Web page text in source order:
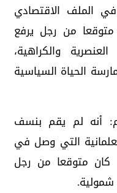
الملف الاقتصادي
من رجل يرفع
والكراهية،
الحياة السياسية
أنه لم يقم بنسف
التي وصل في
كان متوقعا من رجل
شمولية.